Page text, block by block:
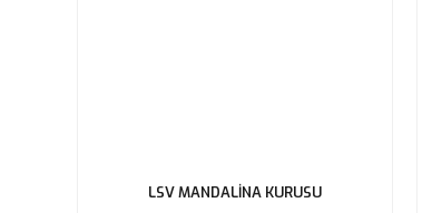
LSV MANDALİNA KURUSU